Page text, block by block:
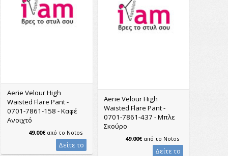
Aerie Velour High
Waisted Flare Pant -
0701-7861-158 - Καφέ
Ανοιχτό
49.00€από το Notos
Δείτε το
Aerie Velour High
Waisted Flare Pant -
0701-7861-437 - Μπλε
Σκούρο
49.00€από το Notos
Δείτε το